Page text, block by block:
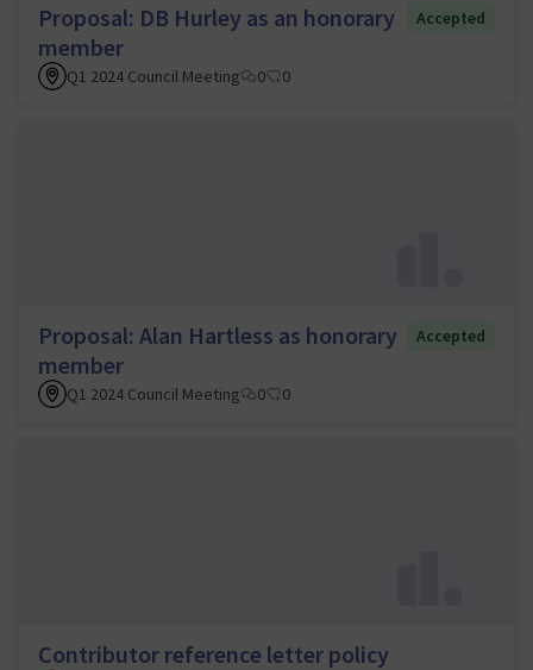
Proposal: DB Hurley as an honorary
member
Accepted
Q1 2024 Council Meeting 0 0
Proposal: Alan Hartless as honorary
member
Accepted
Q1 2024 Council Meeting 0 0
Contributor reference letter policy